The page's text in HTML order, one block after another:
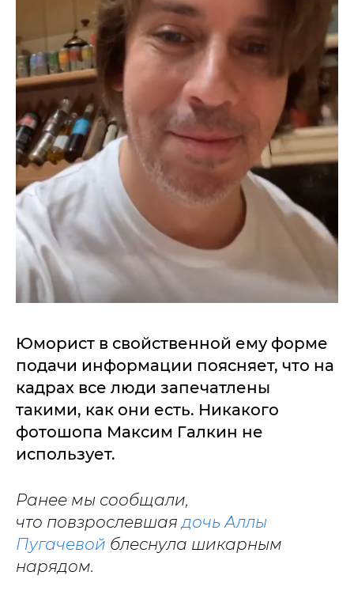
Юморист в свойственной ему форме
подачи информации поясняет, что на
кадрах все люди запечатлены
такими, как они есть. Никакого
фотошопа Максим Галкин не
использует.
Ранее мы сообщали,
что повзрослевшаядочь Аллы
Пугачевой блеснула шикарным
нарядом.